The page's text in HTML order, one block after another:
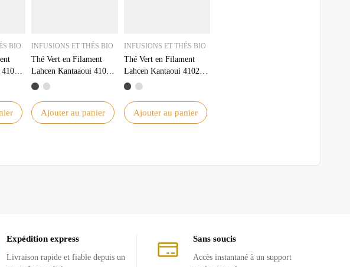
BIO INFUSIONS ET THÉS BIO
Thé Vert en Filament
Lahcen Kantaaoui 41022
500g – Saveurs
Naturels
Ajouter au panier
INFUSIONS ET THÉS BIO
Thé Vert en Filament
Lahcen Kantaoui 41022
500g – Qualité
Authentique
Ajouter au panier
Expédition express
Livraison rapide et fiable depuis un
Sans soucis
Accès instantané à un support